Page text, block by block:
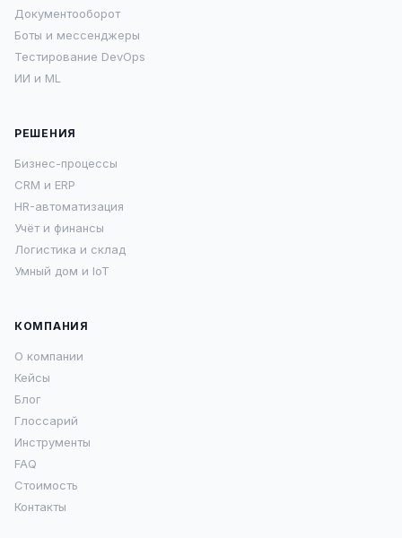
Документооборот
Боты и мессенджеры
Тестирование DevOps
ИИ и ML
РЕШЕНИЯ
Бизнес-процессы
CRM и ERP
HR-автоматизация
Учёт и финансы
Логистика и склад
Умный дом и IoT
КОМПАНИЯ
О компании
Кейсы
Блог
Глоссарий
Инструменты
FAQ
Стоимость
Контакты